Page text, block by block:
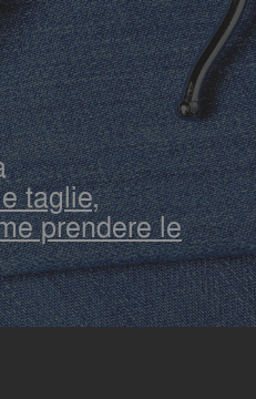
taglie,
prendere le